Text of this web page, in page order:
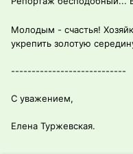
Молодым - счастья!
укрепить золотую
----------------------------
С уважением,
Елена Туржевская.